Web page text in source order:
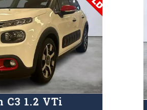
C3 1.2 VTi